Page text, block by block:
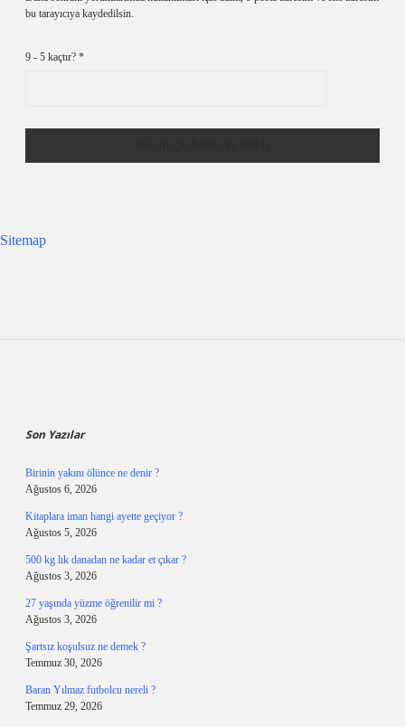
bu tarayıcıya kaydedilsin.
9 - 5 kaçtır? *
Sitemap
Son Yazılar
Birinin yakını ölünce ne denir ?
Ağustos 6, 2026
Kitaplara iman hangi ayette geçiyor ?
Ağustos 5, 2026
500 kg lık danadan ne kadar et çıkar ?
Ağustos 3, 2026
27 yaşında yüzme öğrenilir mi ?
Ağustos 3, 2026
Şartsız koşulsuz ne demek ?
Temmuz 30, 2026
Baran Yılmaz futbolcu nereli ?
Temmuz 29, 2026